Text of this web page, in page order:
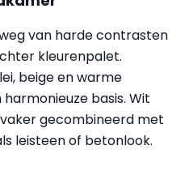
van harde contrasten
kleurenpalet.
beige en warme
basis. Wit
gecombineerd met
leisteen of betonlook.